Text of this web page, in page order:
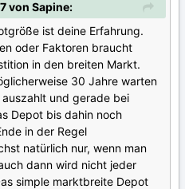
von Sapine:
ist deine Erfahrung.
oder Faktoren braucht
in den breiten Markt.
30 Jahre warten
und gerade bei
Depot bis dahin noch
in der Regel
natürlich nur, wenn man
dann wird nicht jeder
simple marktbreite Depot